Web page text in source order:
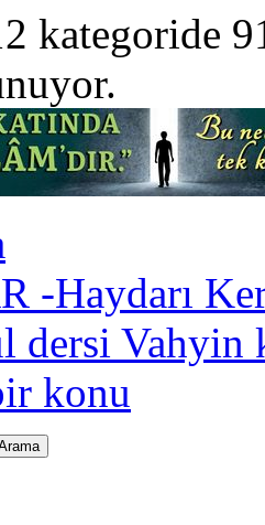
kategoride
-Haydarı
dersi Vahyin
konu